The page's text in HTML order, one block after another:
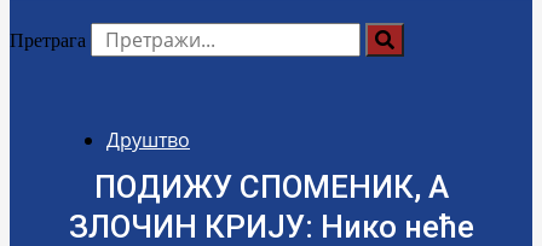
Претрага
Друштво
ПОДИЖУ СПОМЕНИК, А
ЗЛОЧИН КРИЈУ: Нико неће